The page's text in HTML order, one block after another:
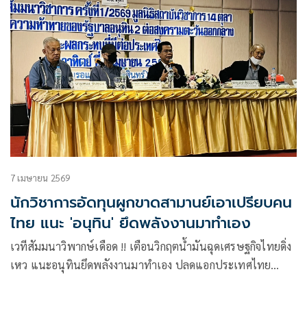
7 เมษายน 2569
นักวิชาการอัดทุนผูกขาดสามานย์เอาเปรียบคน
ไทย แนะ 'อนุทิน' ยึดพลังงานมาทำเอง
เวทีสัมมนาวิพากษ์เดือด !! เตือนวิกฤตน้ำมันฉุดเศรษฐกิจไทยดิ่ง
เหว แนะอนุทินยึดพลังงานมาทำเอง ปลดแอกประเทศไทย